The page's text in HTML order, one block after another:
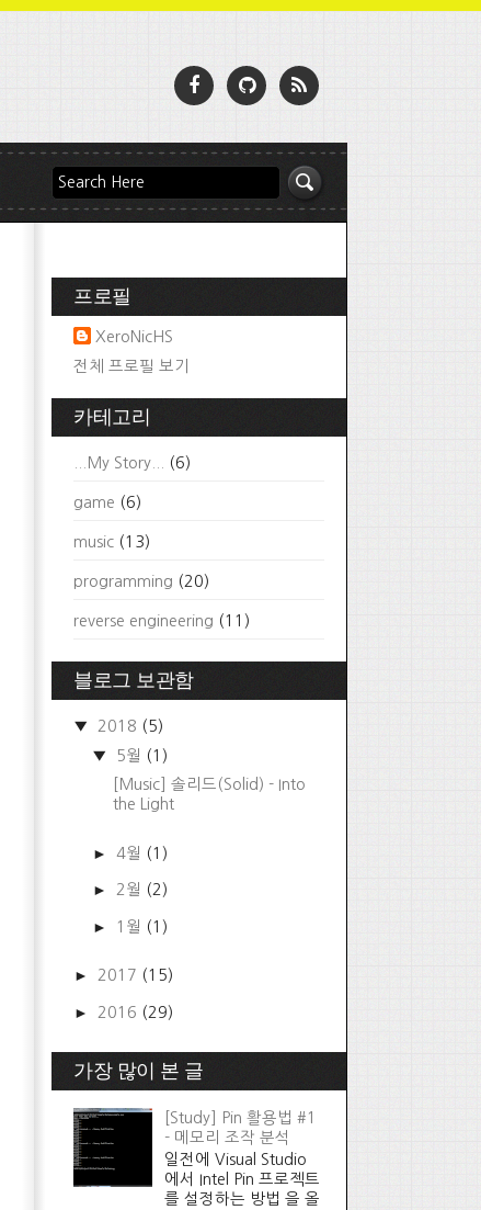
프로필
XeroNicHS
전체 프로필 보기
카테고리
...My Story... (6)
game (6)
music (13)
programming (20)
reverse engineering (11)
블로그 보관함
▼ 2018 (5)
▼
5월 (1)
[Music] 솔리드(Solid) - Into
the Light
►4월 (1)
► 2월 (2)
► 1월 (1)
► 2017 (15)
► 2016 (29)
가장 많이 본 글
[Study] Pin 활용법 #1
- 메모리 조작 분석
일전에 Visual Studio
에서 Intel Pin 프로젝트
를 설정하는 방법 을 올